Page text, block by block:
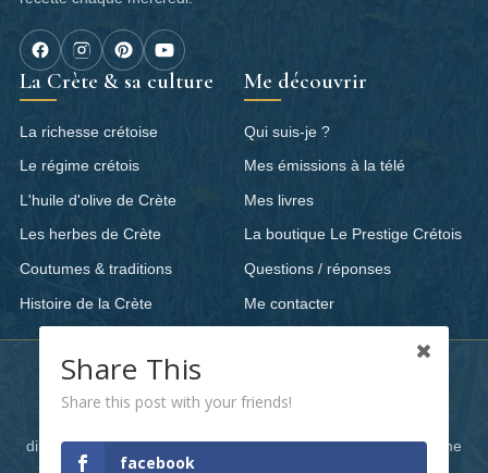
La Crète & sa culture
La richesse crétoise
Le régime crétois
L'huile d'olive de Crète
Les herbes de Crète
Coutumes & traditions
Histoire de la Crète
Me découvrir
Qui suis-je ?
Mes émissions à la télé
Mes livres
La boutique Le Prestige Crétois
Questions / réponses
Me contacter
Tout commence quelque part
directement dans votre boîte mail. C'est gratuit, et c'est comme
Share This
Share this post with your friends!
facebook